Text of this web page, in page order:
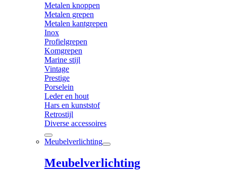
Metalen knoppen
Metalen grepen
Metalen kantgrepen
Inox
Profielgrepen
Komgrepen
Marine stijl
Vintage
Prestige
Porselein
Leder en hout
Hars en kunststof
Retrostijl
Diverse accessoires
Meubelverlichting
Meubelverlichting